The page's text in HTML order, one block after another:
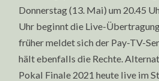
Donnerstag (13. Mai) um 20.45
Uhr beginnt die Live-
früher meldet sich der Pay-TV-
hält ebenfalls die Rechte.
Pokal Finale 2021 heute live im